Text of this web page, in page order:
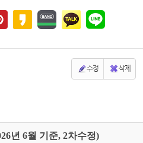
수정 삭제
년 6월 기준, 2차수정)